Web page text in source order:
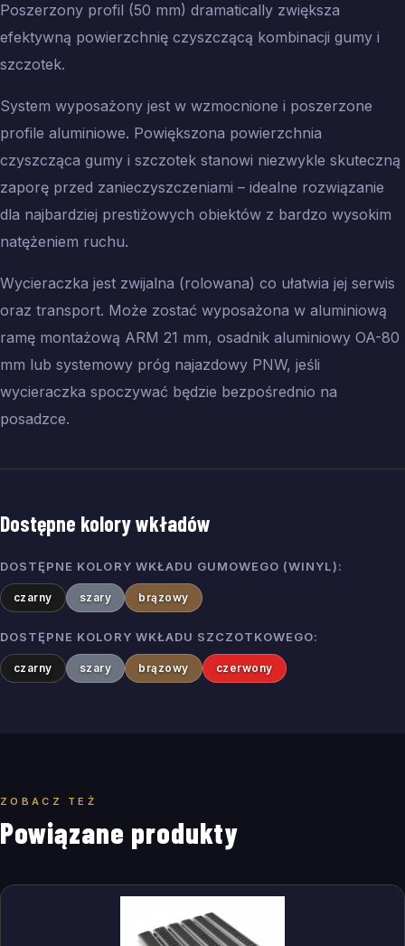
Poszerzony profil (50 mm) dramatically zwiększa
efektywną powierzchnię czyszczącą kombinacji gumy i
szczotek.
System wyposażony jest w wzmocnione i poszerzone
profile aluminiowe. Powiększona powierzchnia
czyszcząca gumy i szczotek stanowi niezwykle skuteczną
zaporę przed zanieczyszczeniami – idealne rozwiązanie
dla najbardziej prestiżowych obiektów z bardzo wysokim
natężeniem ruchu.
Wycieraczka jest zwijalna (rolowana) co ułatwia jej serwis
oraz transport. Może zostać wyposażona w aluminiową
ramę montażową ARM 21 mm, osadnik aluminiowy OA-80
mm lub systemowy próg najazdowy PNW, jeśli
wycieraczka spoczywać będzie bezpośrednio na
posadzce.
Dostępne kolory wkładów
DOSTĘPNE KOLORY WKŁADU GUMOWEGO (WINYL):
czarny szary brązowy
DOSTĘPNE KOLORY WKŁADU SZCZOTKOWEGO:
czarny szary brązowy czerwony
ZOBACZ TEŻ
Powiązane produkty